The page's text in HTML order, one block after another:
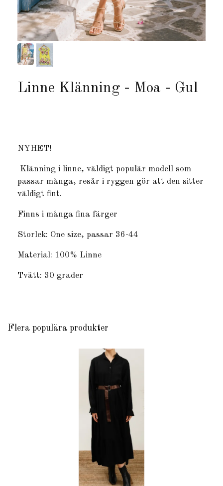
Linne Klänning - Moa - Gul
NYHET!
Klänning i linne, väldigt populär modell som
passar många, resår i ryggen gör att den sitter
väldigt fint.
Finns i många fina färger
Storlek: One size, passar 36-44
Material: 100% Linne
Tvätt: 30 grader
Flera populära produkter